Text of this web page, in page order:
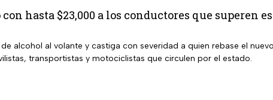
hasta $23,000 a los conductores que superen
alcohol al volante y castiga con severidad a quien rebase el
transportistas y motociclistas que circulen por el estado.